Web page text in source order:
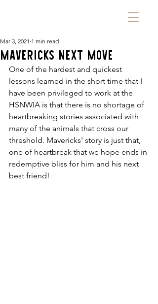
Mavericks Next Move
Mar 3, 2021 1 min read
One of the hardest and quickest
lessons learned in the short time that I
have been privileged to work at the
HSNWIA is that there is no shortage of
heartbreaking stories associated with
many of the animals that cross our
threshold. Mavericks' story is just that,
one of heartbreak that we hope ends in
redemptive bliss for him and his next
best friend!